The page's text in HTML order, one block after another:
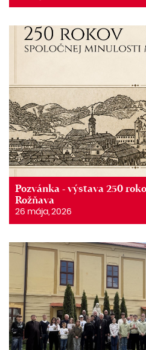
Pozvánka - výstava 250
Rožňava
26 mája, 2026